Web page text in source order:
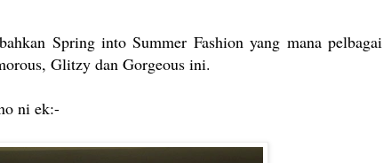
Spring into Summer Fashion yang mana pelbagai
Glitzy dan Gorgeous ini.
ni ek:-